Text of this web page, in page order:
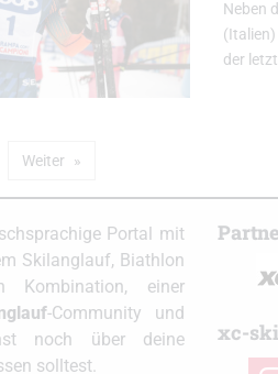
Neben
(Italien)
der
Weiter
Portal mit
Skilanglauf, Biathlon
Kombination, einer
-Community und
noch über deine
solltest.
xc-